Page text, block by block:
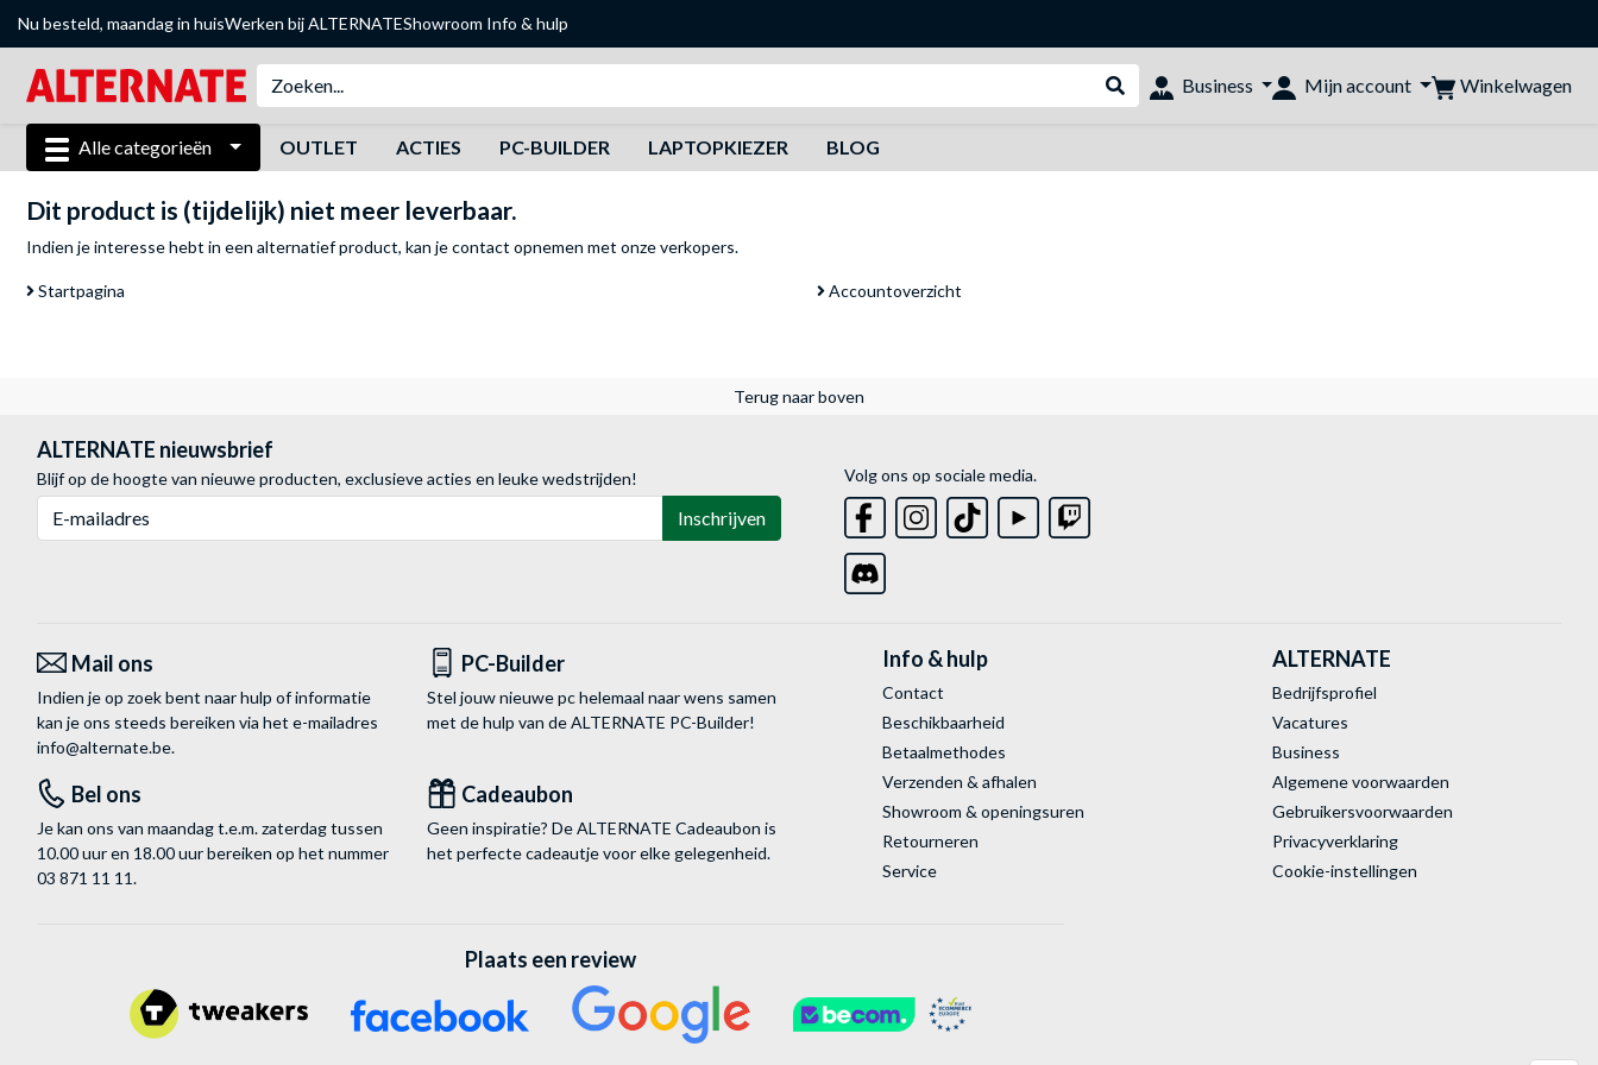
Nu besteld, maandag in huisWerken bij ALTERNATEShowroom Info & hulp
Webshop doorzoeken
Business Mijn account Winkelwagen
Alle categorieën OUTLET ACTIES PC-BUILDER LAPTOPKIEZER BLOG
Dit product is (tijdelijk) niet meer leverbaar.
Indien je interesse hebt in een alternatief product, kan jecontact opnemen met onze verkopers.
Startpagina Accountoverzicht
Terug naar boven
ALTERNATE nieuwsbrief
Blijf op de hoogte van nieuwe producten, exclusieve acties en leuke wedstrijden!
Inschrijven
Volg ons op sociale media.
Mail ons
Indien je op zoek bent naar hulp of informatie
kan je ons steeds bereiken via het e-mailadres
info@alternate.be.
PC-Builder
Stel jouw nieuwe pc helemaal naar wens samen
met de hulp van de ALTERNATE PC-Builder!
Bel ons
Je kan ons van maandag t.e.m. zaterdag tussen
10.00 uur en 18.00 uur bereiken op het nummer
03 871 11 11.
Cadeaubon
Geen inspiratie? De ALTERNATE Cadeaubon is
het perfecte cadeautje voor elke gelegenheid.
Info & hulp
Contact
Beschikbaarheid
Betaalmethodes
Verzenden & afhalen
Showroom & openingsuren
Retourneren
Service
ALTERNATE
Bedrijfsprofiel
Vacatures
Business
Algemene voorwaarden
Gebruikersvoorwaarden
Privacyverklaring
Cookie-instellingen
Plaats een review